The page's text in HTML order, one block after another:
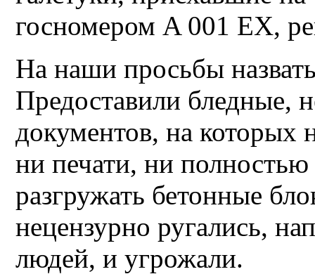
госномером A 001 ЕХ,
На наши просьбы
Предоставили бледные,
документов, на которых
ни печати, ни полностью
разгружать бетонные
нецензурно ругались,
людей, и угрожали.